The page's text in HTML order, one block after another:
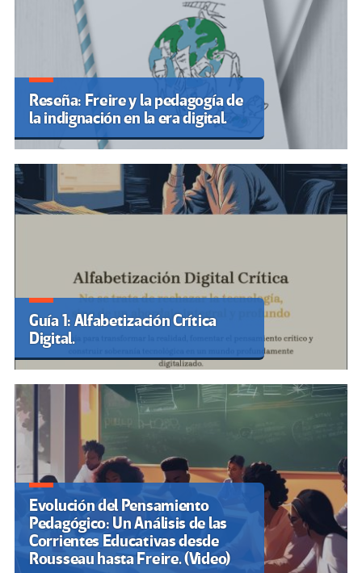
Reseña: Freire y la pedagogía de
la indignación en la era digital.
Guía 1: Alfabetización Crítica
Digital.
Evolución del Pensamiento
Pedagógico: Un Análisis de las
Corrientes Educativas desde
Rousseau hasta Freire. (Video)